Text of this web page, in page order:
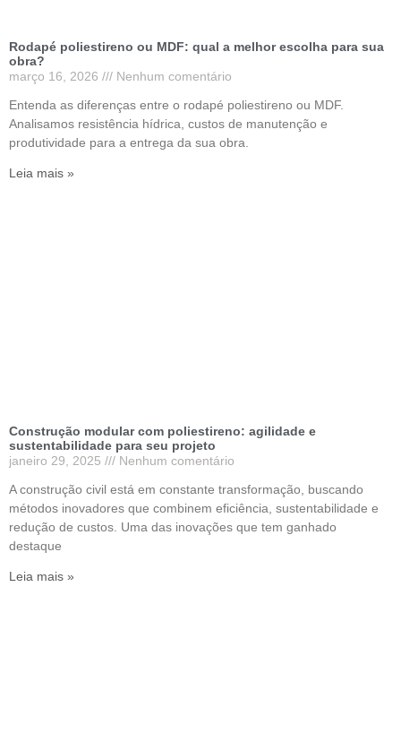
Rodapé poliestireno ou MDF: qual a melhor escolha para sua
obra?
março 16, 2026
Nenhum comentário
Entenda as diferenças entre o rodapé poliestireno ou MDF.
Analisamos resistência hídrica, custos de manutenção e
produtividade para a entrega da sua obra.
Leia mais »
Construção modular com poliestireno: agilidade e
sustentabilidade para seu projeto
janeiro 29, 2025
Nenhum comentário
A construção civil está em constante transformação, buscando
métodos inovadores que combinem eficiência, sustentabilidade e
redução de custos. Uma das inovações que tem ganhado
destaque
Leia mais »